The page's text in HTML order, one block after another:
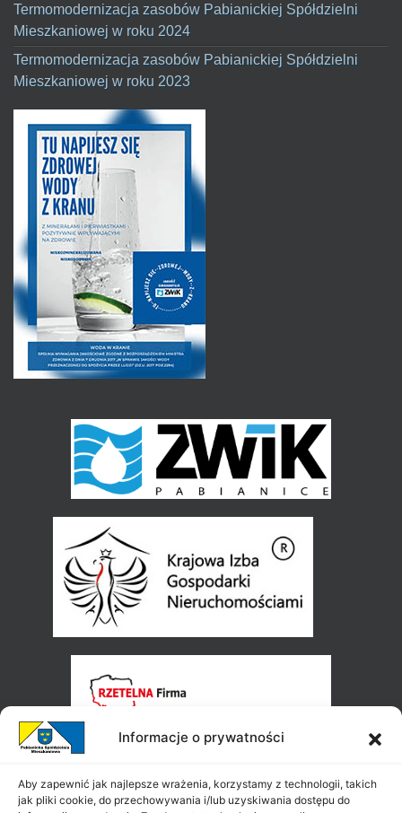
Informacje o prywatności
Aby zapewnić jak najlepsze wrażenia, korzystamy z technologii, takich
jak pliki cookie, do przechowywania i/lub uzyskiwania dostępu do
Termomodernizacja zasobów Pabianickiej Spółdzielni
Mieszkaniowej w roku 2024
Termomodernizacja zasobów Pabianickiej Spółdzielni
Mieszkaniowej w roku 2023